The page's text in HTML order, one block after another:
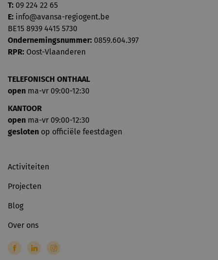
T: 09 224 22 65
E: info@avansa-regiogent.be
BE15 8939 4415 5730
Ondernemingsnummer: 0859.604.397
RPR: Oost-Vlaanderen
TELEFONISCH ONTHAAL
open ma-vr 09:00-12:30
KANTOOR
open ma-vr 09:00-12:30
gesloten op officiële feestdagen
Activiteiten
Projecten
Blog
Over ons